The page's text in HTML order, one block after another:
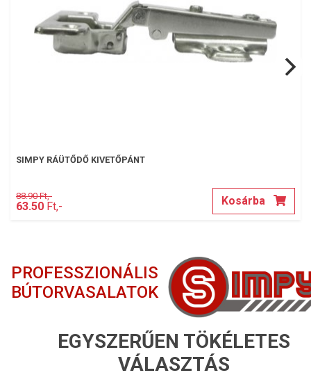
SIMPY RÁÜTŐDŐ KIVETŐPÁNT
88.90 Ft,-
63.50 Ft,- Kosárba
PROFESSZIONÁLIS
BÚTORVASALATOK
EGYSZERŰEN TÖKÉLETES
VÁLASZTÁS